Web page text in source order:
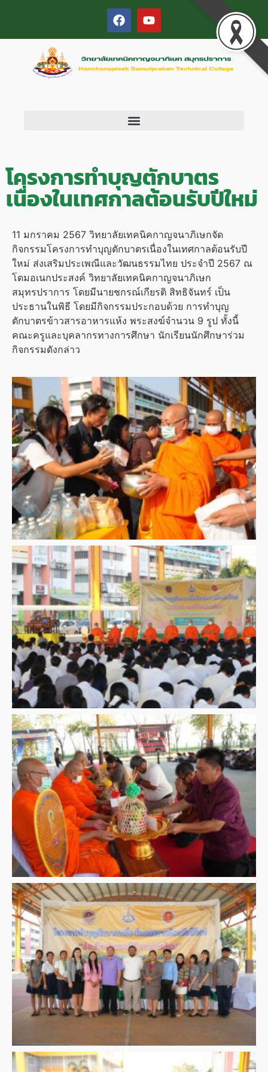
โครงการทำบุญตักบาตร
เนื่องในเทศกาลต้อนรับปีใหม่
11 มกราคม 2567 วิทยาลัยเทคนิคกาญจนาภิเษกจัด
กิจกรรมโครงการทำบุญตักบาตรเนื่องในเทศกาลต้อนรับปี
ใหม่ ส่งเสริมประเพณีและวัฒนธรรมไทย ประจำปี 2567 ณ
โดมอเนกประสงค์ วิทยาลัยเทคนิคกาญจนาภิเษก
สมุทรปราการ โดยมีนายชกรณ์เกียรติ สิทธิจันทร์ เป็น
ประธานในพิธี โดยมีกิจกรรมประกอบด้วย การทำบุญ
ตักบาตรข้าวสารอาหารแห้ง พระสงฆ์จำนวน 9 รูป ทั้งนี้
คณะครูและบุคลากรทางการศึกษา นักเรียนนักศึกษาร่วม
กิจกรรมดังกล่าว